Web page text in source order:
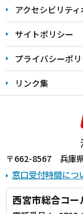
アクセシビリテ
サイトポリシー
プライバシーポ
リンク集
〒662-8567 兵庫県
窓口受付時間につ
西宮市総合コー